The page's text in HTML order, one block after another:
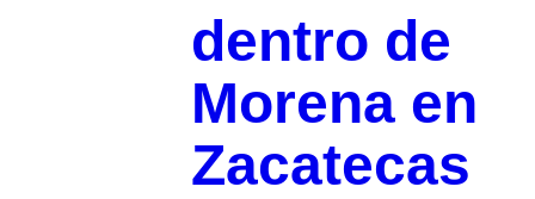
dentro de
Morena en
Zacatecas